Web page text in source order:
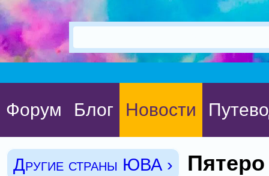
Форум Блог Новости
Другие страны ЮВА ›